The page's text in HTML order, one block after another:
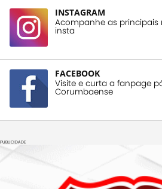
INSTAGRAM
Acompanhe as principais
insta
FACEBOOK
Visite e curta a fanpage
Corumbaense
PUBLICIDADE